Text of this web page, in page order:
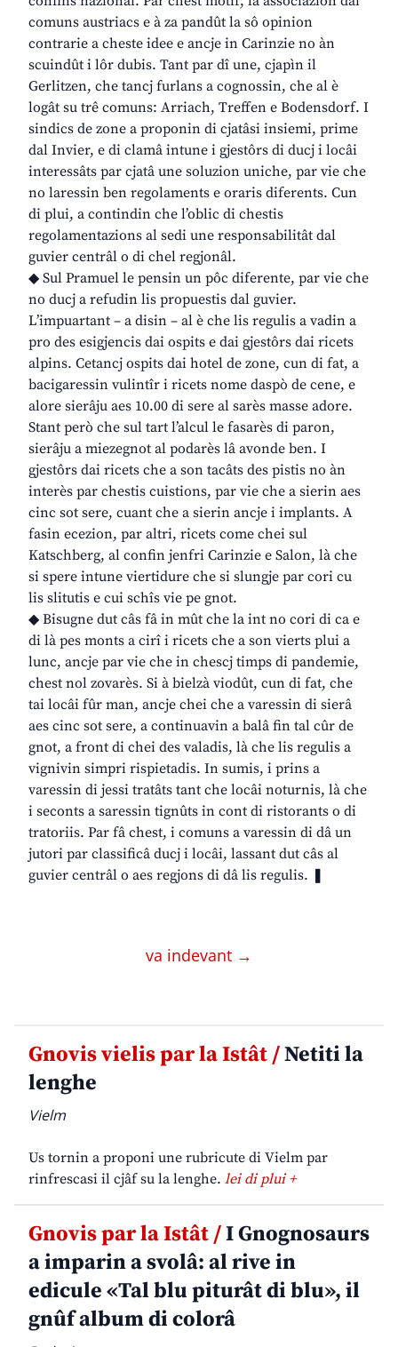
comuns austriacs e à za pandût la sô opinion
contrarie a cheste idee e ancje in Carinzie no àn
scuindût i lôr dubis. Tant par dî une, cjapìn il
Gerlitzen, che tancj furlans a cognossin, che al è
logât su trê comuns: Arriach, Treffen e Bodensdorf. I
sindics de zone a proponin di cjatâsi insiemi, prime
dal Invier, e di clamâ intune i gjestôrs di ducj i locâi
interessâts par cjatâ une soluzion uniche, par vie che
no laressin ben regolaments e oraris diferents. Cun
di plui, a contindin che l’oblic di chestis
regolamentazions al sedi une responsabilitât dal
guvier centrâl o di chel regjonâl.
◆ Sul Pramuel le pensin un pôc diferente, par vie che
no ducj a refudin lis propuestis dal guvier.
L’impuartant – a disin – al è che lis regulis a vadin a
pro des esigjencis dai ospits e dai gjestôrs dai ricets
alpins. Cetancj ospits dai hotel de zone, cun di fat, a
bacigaressin vulintîr i ricets nome daspò de cene, e
alore sierâju aes 10.00 di sere al sarès masse adore.
Stant però che sul tart l’alcul le fasarès di paron,
sierâju a miezegnot al podarès lâ avonde ben. I
gjestôrs dai ricets che a son tacâts des pistis no àn
interès par chestis cuistions, par vie che a sierin aes
cinc sot sere, cuant che a sierin ancje i implants. A
fasin ecezion, par altri, ricets come chei sul
Katschberg, al confin jenfri Carinzie e Salon, là che
si spere intune viertidure che si slungje par cori cu
lis slitutis e cui schîs vie pe gnot.
◆ Bisugne dut câs fâ in mût che la int no cori di ca e
di là pes monts a cirî i ricets che a son vierts plui a
lunc, ancje par vie che in chescj timps di pandemie,
chest nol zovarès. Si à bielzà viodût, cun di fat, che
tai locâi fûr man, ancje chei che a varessin di sierâ
aes cinc sot sere, a continuavin a balâ fin tal cûr de
gnot, a front di chei des valadis, là che lis regulis a
vignivin simpri rispietadis. In sumis, i prins a
varessin di jessi tratâts tant che locâi noturnis, là che
i seconts a saressin tignûts in cont di ristorants o di
tratoriis. Par fâ chest, i comuns a varessin di dâ un
jutori par classificâ ducj i locâi, lassant dut câs al
guvier centrâl o aes regjons di dâ lis regulis. ❚
va indevant →
Gnovis vielis par la Istât /Netiti la
lenghe
Vielm
Us tornin a proponi une rubricute di Vielm par
rinfrescasi il cjâf su la lenghe. lei di plui +
Gnovis par la Istât /I Gnognosaurs
a imparin a svolâ: al rive in
edicule «Tal blu piturât di blu», il
gnûf album di colorâ